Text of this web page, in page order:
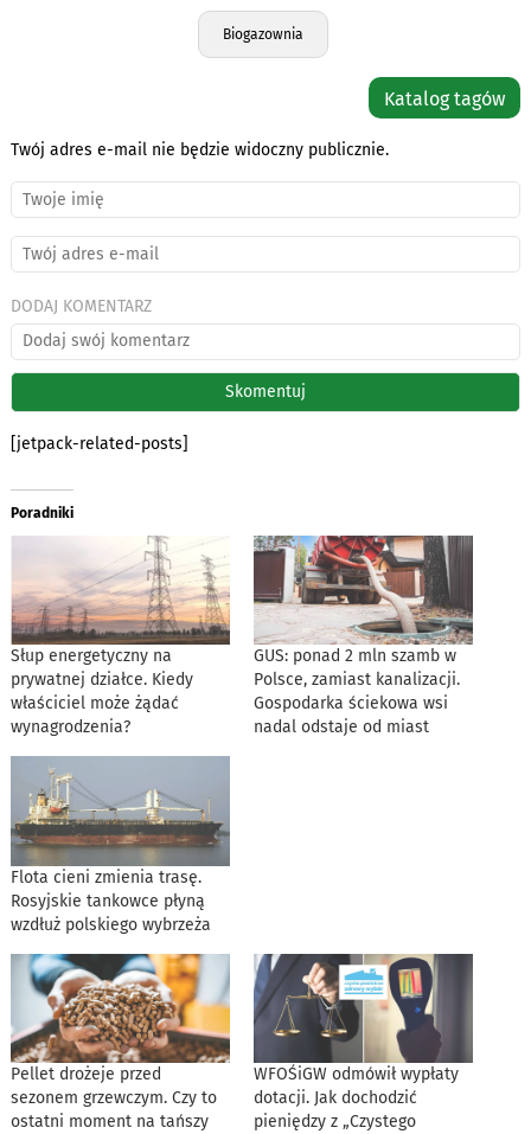
Biogazownia
Katalog tagów
Twój adres e-mail nie będzie widoczny publicznie.
DODAJ KOMENTARZ
[jetpack-related-posts]
Poradniki
Słup energetyczny na
prywatnej działce. Kiedy
właściciel może żądać
wynagrodzenia?
GUS: ponad 2 mln szamb w
Polsce, zamiast kanalizacji.
Gospodarka ściekowa wsi
nadal odstaje od miast
Flota cieni zmienia trasę.
Rosyjskie tankowce płyną
wzdłuż polskiego wybrzeża
Pellet drożeje przed
sezonem grzewczym. Czy to
ostatni moment na tańszy
WFOŚiGW odmówił wypłaty
dotacji. Jak dochodzić
pieniędzy z „Czystego